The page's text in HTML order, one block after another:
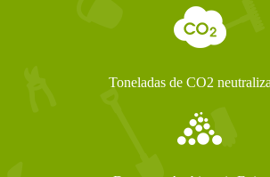
Toneladas de CO2